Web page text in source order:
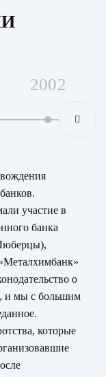
2002
участие в
банка
о
и мы с большим
которые